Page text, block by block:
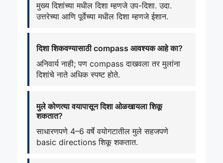
मुख्य दिशांच्या मधील दिशा म्हणजे उप-दिशा. उदा.
उत्तरेच्या आणि पूर्वेच्या मधील दिशा म्हणजे ईशान.
दिशा शिकवण्यासाठी compass आवश्यक आहे का?
अनिवार्य नाही; पण compass दाखवला तर मुलांना
दिशांचे नाते अधिक स्पष्ट होते.
मुले कोणत्या वयापासून दिशा ओळखायला शिकू
शकतात?
साधारणपणे 4–6 वर्षे वयोगटातील मुले सहजपणे
basic directions शिकू शकतात.